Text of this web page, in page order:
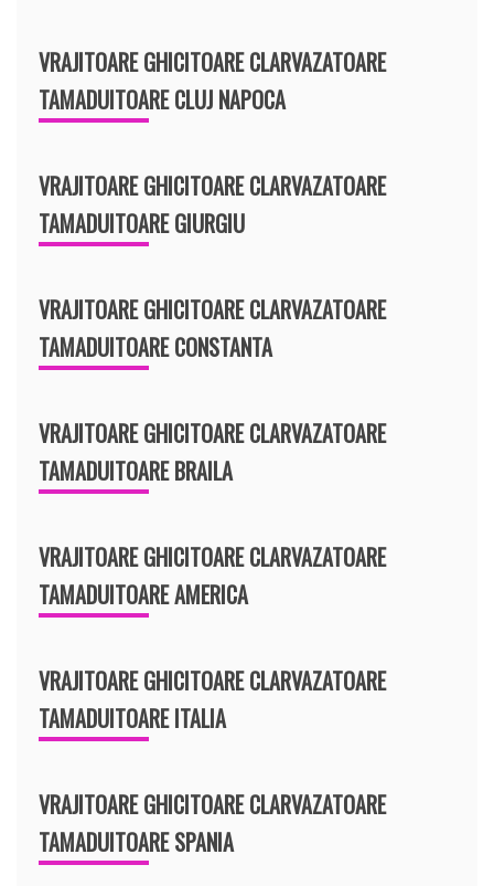
VRAJITOARE GHICITOARE CLARVAZATOARE
TAMADUITOARE CLUJ NAPOCA
VRAJITOARE GHICITOARE CLARVAZATOARE
TAMADUITOARE GIURGIU
VRAJITOARE GHICITOARE CLARVAZATOARE
TAMADUITOARE CONSTANTA
VRAJITOARE GHICITOARE CLARVAZATOARE
TAMADUITOARE BRAILA
VRAJITOARE GHICITOARE CLARVAZATOARE
TAMADUITOARE AMERICA
VRAJITOARE GHICITOARE CLARVAZATOARE
TAMADUITOARE ITALIA
VRAJITOARE GHICITOARE CLARVAZATOARE
TAMADUITOARE SPANIA